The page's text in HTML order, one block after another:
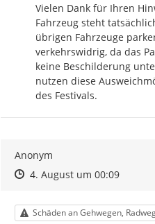
Vielen Dank für Ihren
Fahrzeug steht
übrigen Fahrzeuge
verkehrswidrig, da das
keine Beschilderung
nutzen diese
des Festivals.
Anonym
Zeitpunkt des Erstellens
Zeitpunkt des Erstellens
4. August um 00:09Zur
Kategorie
Schäden an Gehwegen,